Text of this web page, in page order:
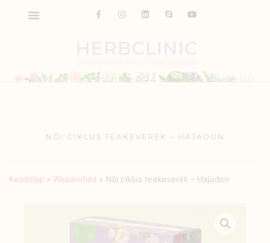
NŐI CIKLUS TEAKEVERÉK – HAJADON
Kezdőlap » Webáruház » Női ciklus teakeverék – Hajadon